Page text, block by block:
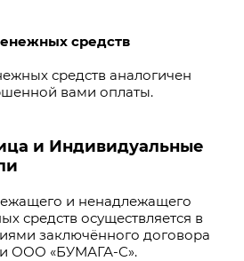
средств
средств аналогичен
вами оплаты.
и Индивидуальные
и ненадлежащего
средств осуществляется в
заключённого договора
ООО «БУМАГА-С».